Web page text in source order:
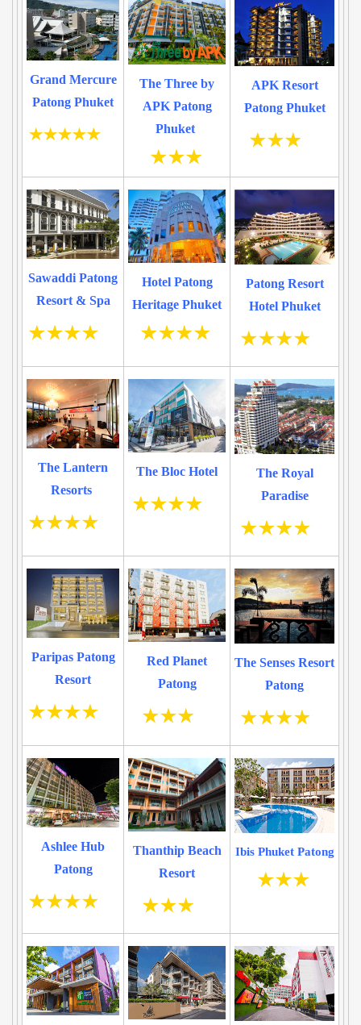
Grand Mercure
Patong Phuket
The Three by
APK Patong
Phuket
APK Resort
Patong Phuket
Sawaddi Patong
Resort & Spa
Hotel Patong
Heritage Phuket
Patong Resort
Hotel Phuket
The Lantern
Resorts
The Bloc Hotel
The Royal
Paradise
Paripas Patong
Resort
Red Planet
Patong
The Senses Resort
Patong
Ashlee Hub
Patong
Thanthip Beach
Resort
Ibis Phuket Patong